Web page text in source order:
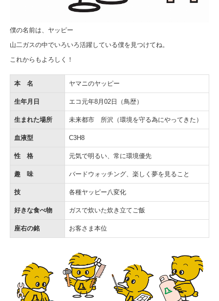
補助金チラシ
緊急のときは・・・
僕の名前は、ヤッピー
山二ガスの中でいろいろ活躍している僕を見つけてね。
これからもよろしく！
本 名 ヤマニのヤッピー
生年月日 エコ元年8月02日（鳥歴）
生まれた場所 未来都市 所沢（環境を守る為にやってきた）
血液型 C3H8
性 格 元気で明るい、常に環境優先
趣 味 バードウォッチング、楽しく夢を見ること
技 各種ヤッピー八変化
好きな食べ物 ガスで炊いた炊き立てご飯
座右の銘 お客さま本位